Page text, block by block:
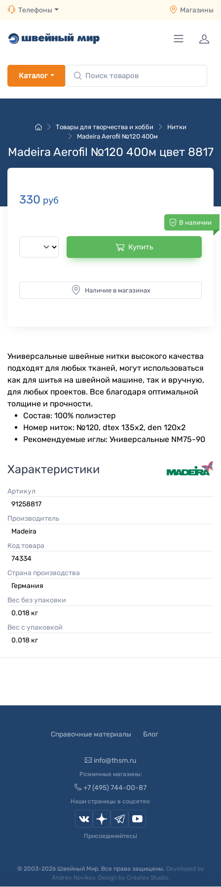
Телефоны Магазины
Каталог
Товары для творчества и хобби
Нитки
Madeira Aerofil №120 400м
Madeira Aerofil №120 400м цвет 8817
330 руб
В наличии
Купить
Наличие в магазинах
Универсальные швейные нитки высокого качества
подходят для любых тканей, могут использоваться
как для шитья на швейной машине, так и вручную,
для любых проектов. Все благодаря оптимальной
толщине и прочности.
Состав: 100% полиэстер
Номер ниток: №120, dtex 135x2, den 120x2
Рекомендуемые иглы: Универсальные NM75-90
Характеристики
Артикул
91258817
Производитель
Madeira
Код товара
74334
Страна производства
Германия
Вес без упаковки
0.018 кг
Вес с упаковкой
0.018 кг
Справочные материалы Блог
info@thsm.ru
Розничные магазины:
+7 (495) 744-00-87
Наши страницы в соцсетях:
Присоединяйтесь!
© 2003-2026Швейный Мир. Все права защищены. Developed by
Andrey Novikov. Design by Createx Studio.